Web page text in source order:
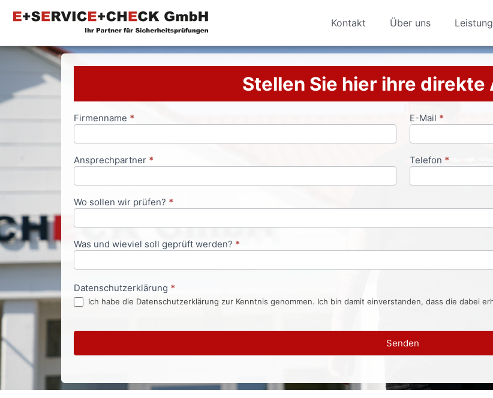
Kontakt Über uns
Stellen Sie hier ihre direkte
Anfrageformular
Firmenname * E-Mail *
Ansprechpartner * Telefon *
Wo sollen wir prüfen? *
Was und wieviel soll geprüft werden? *
Datenschutzerklärung *
Ich habe die Datenschutzerklärung zur Kenntnis genommen. Ich bin damit einverstanden, dass die dabei
Senden